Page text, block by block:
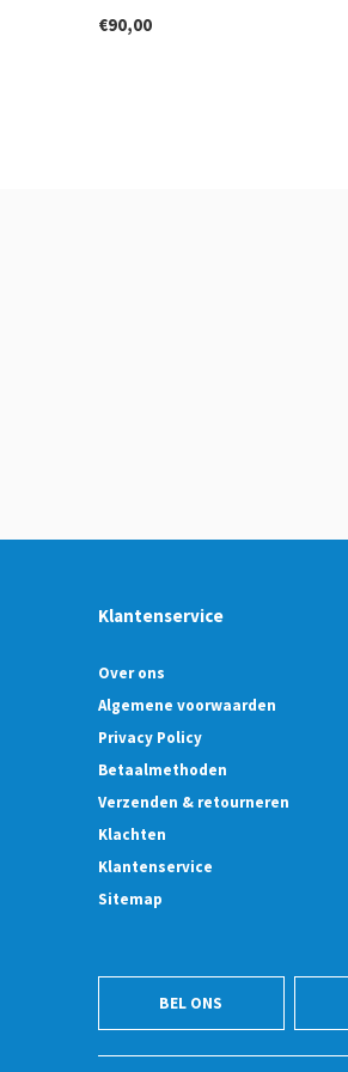
€90,00
Klantenservice
Over ons
Algemene voorwaarden
Privacy Policy
Betaalmethoden
Verzenden & retourneren
Klachten
Klantenservice
Sitemap
BEL ONS